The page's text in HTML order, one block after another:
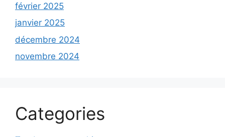
février 2025
janvier 2025
décembre 2024
novembre 2024
Categories